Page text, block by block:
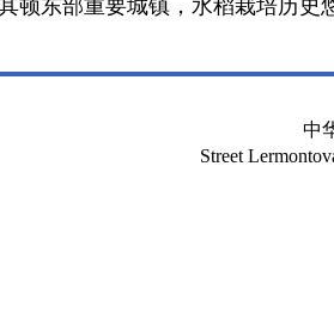
顿东部重要城镇，水稻栽培历
中
Street